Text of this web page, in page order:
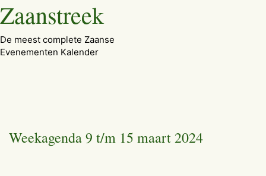
inhoud
Zaanstreek
De meest complete Zaanse
Evenementen Kalender
Weekagenda 9 t/m 15 maart 2024